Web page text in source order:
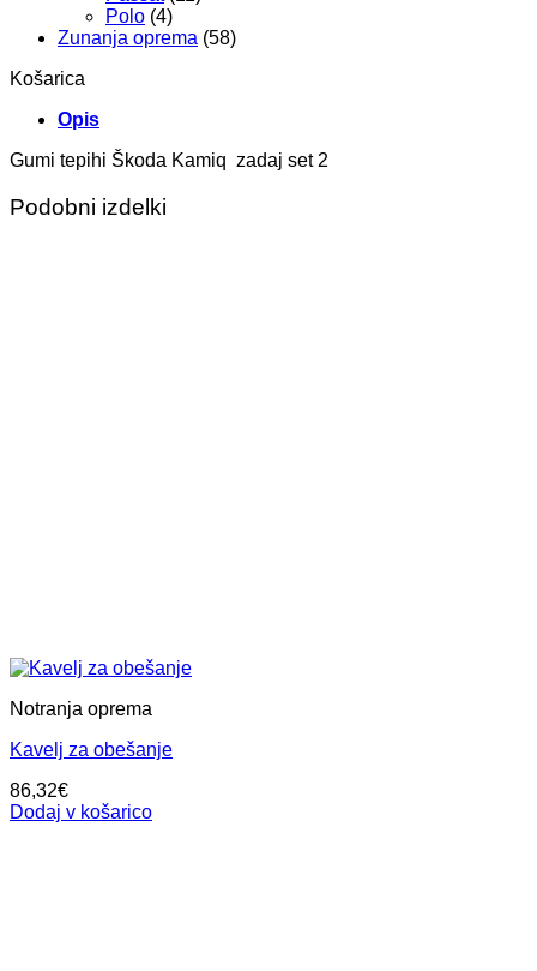
Polo (4)
Zunanja oprema (58)
Košarica
Opis
Gumi tepihi Škoda Kamiq zadaj set 2
Podobni izdelki
Notranja oprema
Kavelj za obešanje
86,32€
Dodaj v košarico